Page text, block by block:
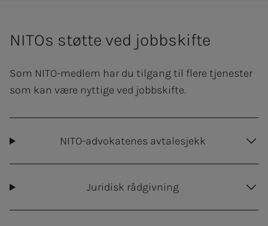
NITOs støtte ved jobbskifte
Som NITO-medlem har du tilgang til flere tjenester
som kan være nyttige ved jobbskifte.
NITO-advokatenes avtalesjekk
Juridisk rådgivning